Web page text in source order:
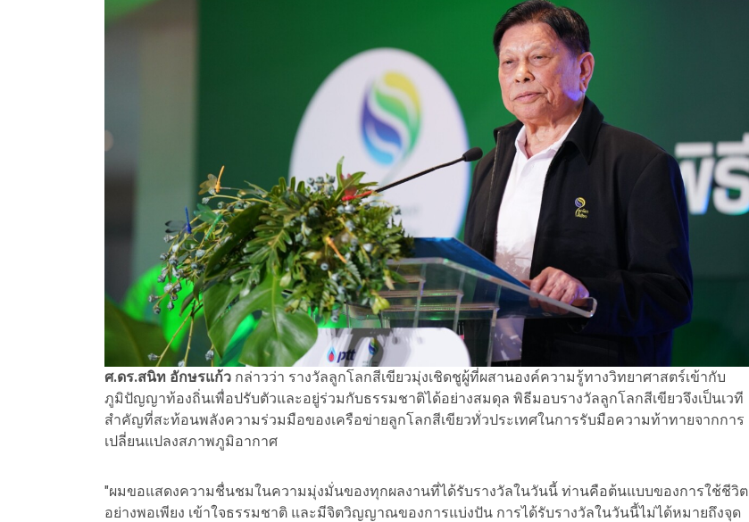
ศ.ดร.สนิท อักษรแก้ว กล่าวว่า รางวัลลูกโลกสีเขียวมุ่งเชิดชูผู้ที่ผสานองค์ความรู้ทางวิทยาศาสตร์เข้ากับ
ภูมิปัญญาท้องถิ่นเพื่อปรับตัวและอยู่ร่วมกับธรรมชาติได้อย่างสมดุล พิธีมอบรางวัลลูกโลกสีเขียวจึงเป็นเวที
สำคัญที่สะท้อนพลังความร่วมมือของเครือข่ายลูกโลกสีเขียวทั่วประเทศในการรับมือความท้าทายจากการ
เปลี่ยนแปลงสภาพภูมิอากาศ
"ผมขอแสดงความชื่นชมในความมุ่งมั่นของทุกผลงานที่ได้รับรางวัลในวันนี้ ท่านคือต้นแบบของการใช้ชีวิต
อย่างพอเพียง เข้าใจธรรมชาติ และมีจิตวิญญาณของการแบ่งปัน การได้รับรางวัลในวันนี้ไม่ได้หมายถึงจุด